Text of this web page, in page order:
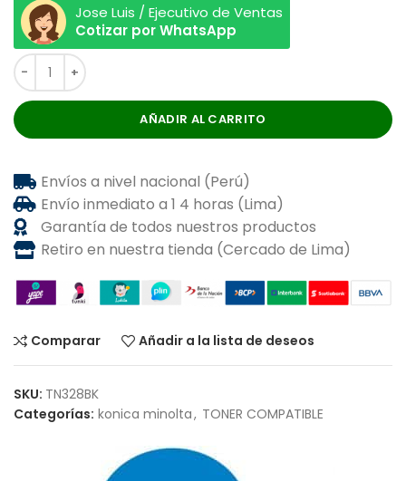
Jose Luis / Ejecutivo de Ventas
Cotizar por WhatsApp
AÑADIR AL CARRITO
Envíos a nivel nacional (Perú)
Envío inmediato a 1 4 horas (Lima)
Garantía de todos nuestros productos
Retiro en nuestra tienda (Cercado de Lima)
Comparar Añadir a la lista de deseos
SKU: TN328BK
Categorías: konica minolta, TONER COMPATIBLE